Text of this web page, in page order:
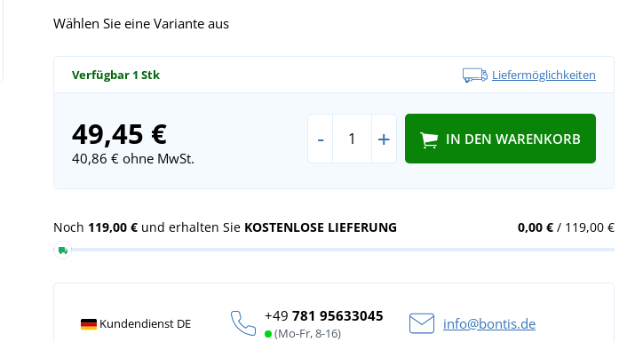
Wählen Sie eine Variante aus
Verfügbar 1 Stk Liefermöglichkeiten
49,45 €
40,86 €ohne MwSt.
- + IN DEN WARENKORB
0,00 €/ 119,00 €
Noch 119,00 € und erhalten Sie KOSTENLOSE LIEFERUNG
Kundendienst DE +49 781 95633045
(Mo-Fr, 8-16)
info@bontis.de